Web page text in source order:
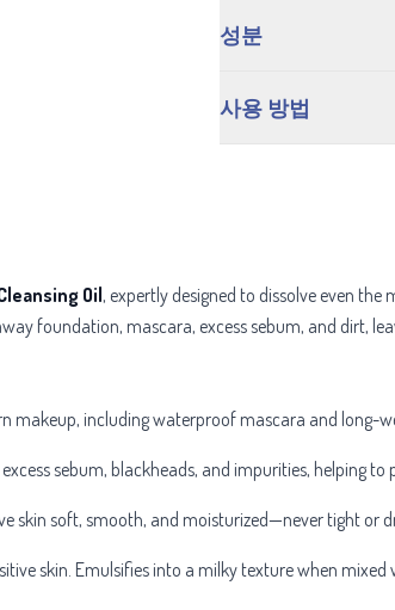
성분
사용 방법
Oil, expertly designed to dissolve even
foundation, mascara, excess sebum, and dirt,
makeup, including waterproof mascara and long-
sebum, blackheads, and impurities, helping to
skin soft, smooth, and moisturized—never tight or
skin. Emulsifies into a milky texture when